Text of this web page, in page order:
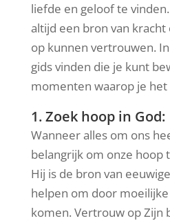
liefde en geloof te
altijd een bron van
op kunnen vertrouwen.
gids vinden die je kunt
momenten waarop je het
1. Zoek hoop in God:
Wanneer alles om ons
belangrijk om onze hoop
Hij is de bron van
helpen om door
komen. Vertrouw op Zijn